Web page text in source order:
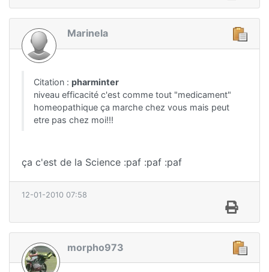
Marinela
Citation : pharminter
niveau efficacité c'est comme tout "medicament"
homeopathique ça marche chez vous mais peut
etre pas chez moi!!!
ça c'est de la Science :paf :paf :paf
12-01-2010 07:58
morpho973